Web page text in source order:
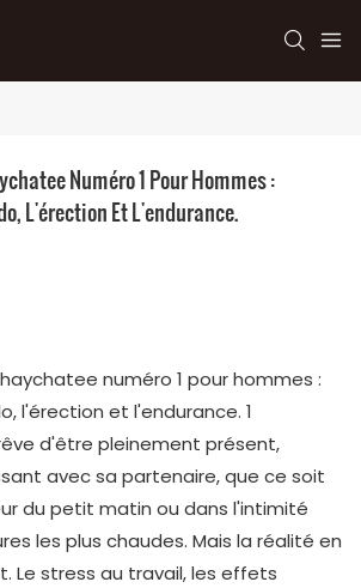
Numéro 1 Pour Hommes :
L'érection Et L'endurance.
d'être pleinement présent,
avec sa partenaire, que ce soit
du petit matin ou dans l'intimité
les plus chaudes. Mais la réalité en
Le stress au travail, les effets